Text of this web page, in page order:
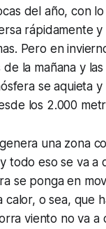
del año, con
rápidamente
Pero en
la mañana y
se aquieta
los 2.000
una zona
todo eso se va a
se ponga en
calor, o sea, que
viento no va a